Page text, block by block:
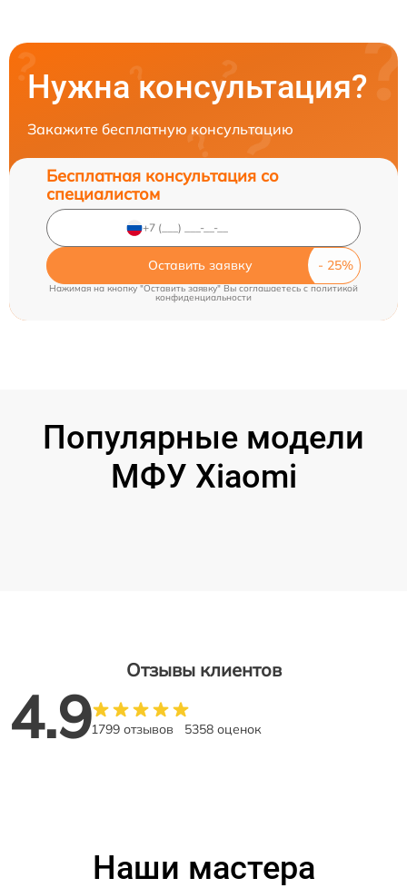
Нужна консультация?
Закажите бесплатную консультацию
Бесплатная консультация со
специалистом
Оставить заявку
Нажимая на кнопку "Оставить заявку" Вы соглашаетесь cполитикой
конфиденциальности
Популярные модели
МФУ Xiaomi
Отзывы клиентов
4.91799 отзывов 5358 оценок
Наши мастера